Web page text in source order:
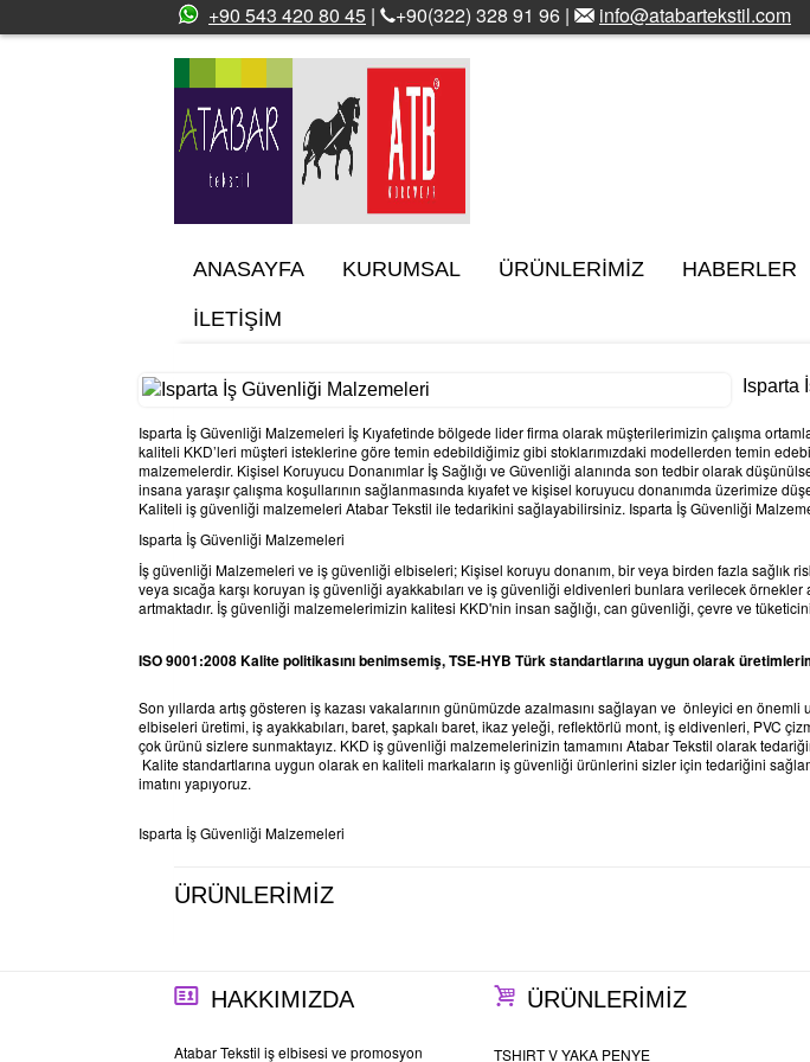
+90 543 420 80 45 | +90(322) 328 91 96 | info@atabartekstil.com
ANASAYFA KURUMSAL ÜRÜNLERİMİZ HABERLER
İLETİŞİM
Isparta
Isparta İş Güvenliği Malzemeleri İş Kıyafetinde bölgede lider firma olarak müşterilerimizin çalışma
kaliteli KKD’leri müşteri isteklerine göre temin edebildiğimiz gibi stoklarımızdaki modellerden temin
malzemelerdir. Kişisel Koruyucu Donanımlar İş Sağlığı ve Güvenliği alanında son tedbir olarak
insana yaraşır çalışma koşullarının sağlanmasında kıyafet ve kişisel koruyucu donanımda üzerimize
Kaliteli iş güvenliği malzemeleri Atabar Tekstil ile tedarikini sağlayabilirsiniz. Isparta İş Güvenliği
Isparta İş Güvenliği Malzemeleri
İş güvenliği Malzemeleri ve iş güvenliği elbiseleri; Kişisel koruyu donanım, bir veya birden fazla sağlık
veya sıcağa karşı koruyan iş güvenliği ayakkabıları ve iş güvenliği eldivenleri bunlara verilecek örnekler
artmaktadır. İş güvenliği malzemelerimizin kalitesi KKD'nin insan sağlığı, can güvenliği, çevre ve
ISO 9001:2008 Kalite politikasını benimsemiş, TSE-HYB Türk standartlarına uygun olarak
Son yıllarda artış gösteren iş kazası vakalarının günümüzde azalmasını sağlayan ve önleyici en
elbiseleri üretimi, iş ayakkabıları, baret, şapkalı baret, ikaz yeleği, reflektörlü mont, iş eldivenleri, PVC
çok ürünü sizlere sunmaktayız. KKD iş güvenliği malzemelerinizin tamamını Atabar Tekstil olarak
Kalite standartlarına uygun olarak en kaliteli markaların iş güvenliği ürünlerini sizler için tedariğini
imatını yapıyoruz.
Isparta İş Güvenliği Malzemeleri
ÜRÜNLERİMİZ
HAKKIMIZDA
Atabar Tekstil iş elbisesi ve promosyon
ÜRÜNLERİMİZ
TSHIRT V YAKA PENYE